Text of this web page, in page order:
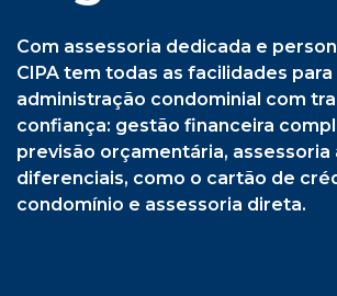
condomínio e assessoria direta.
solicite um consultor